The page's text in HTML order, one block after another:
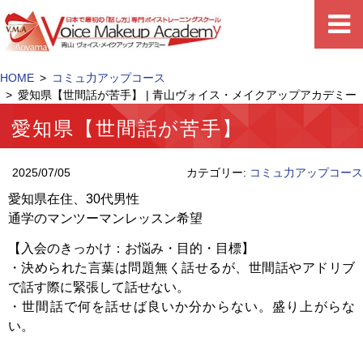
HOME
コミュ力アップコース
愛知県【世間話が苦手】 | 青山ヴォイス・メイクアップアカデミー
愛知県【世間話が苦手】
2025/07/05 カテゴリー: コミュ力アップコース
愛知県在住、30代男性
通学のマンツーマンレッスン希望
【入会のきっかけ：お悩み・目的・目標】
・決められた言葉は問題無く話せるが、世間話やアドリブ
で話す際に緊張して話せない。
・世間話で何を話せば良いか分からない。盛り上がらな
い。